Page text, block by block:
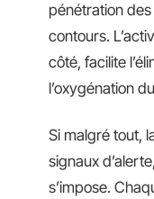
pénétration
contours.
côté, facilite
l’oxygénation
Si malgré tout,
signaux
s’impose.